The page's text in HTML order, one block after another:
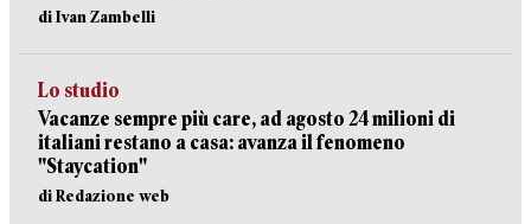
di Ivan Zambelli
Lo studio
Vacanze sempre più care, ad agosto 24 milioni di
italiani restano a casa: avanza il fenomeno
"Staycation"
di Redazione web